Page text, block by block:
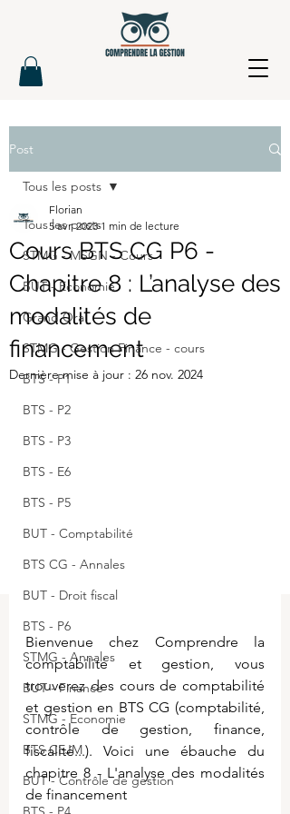
Post
Tous les posts
STMG - MSGN - Cours
BUT - Economie
Grand Oral
STMG - Gestion Finance - cours
BTS - P1
BTS - P2
BTS - P3
BTS - E6
BTS - P5
BUT - Comptabilité
BTS CG - Annales
BUT - Droit fiscal
BTS - P6
STMG - Annales
BUT - Finance
STMG - Economie
BTS CEJM
BUT - Contrôle de gestion
Tous les posts
Cours BTS CG P6 -
Chapitre 8 : L’analyse des
modalités de
financement
Florian
5 avr. 2023 1 min de lecture
Dernière mise à jour : 26 nov. 2024
Bienvenue chez Comprendre la
comptabilité et gestion, vous
trouverez des cours de comptabilité
et gestion en BTS CG (comptabilité,
contrôle de gestion, finance,
fiscalité...). Voici une ébauche du
chapitre 8 - L'analyse des modalités
de financement